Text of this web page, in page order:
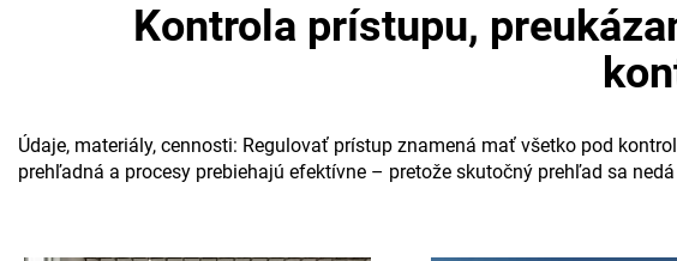
Kontrola prístupu,
Údaje, materiály, cennosti: Regulovať prístup znamená mať všetko pod
prehľadná a procesy prebiehajú efektívne – pretože skutočný prehľad sa